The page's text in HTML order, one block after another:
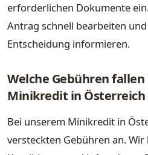
erforderlichen Dokumente
Antrag schnell bearbeiten
Entscheidung informieren.
Welche Gebühren
Minikredit in Österreich
Bei unserem Minikredit in
versteckten Gebühren an.